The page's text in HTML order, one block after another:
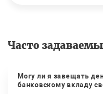
Часто
Могу ли я завещать
банковскому вкладу